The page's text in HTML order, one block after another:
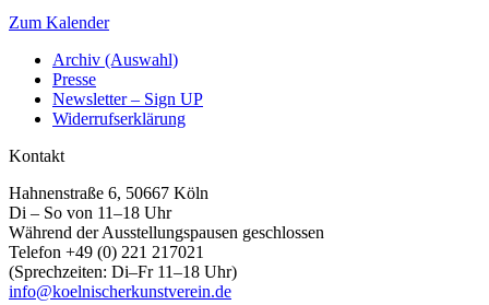
Zum Kalender
Archiv (Auswahl)
Presse
Newsletter – Sign UP
Widerrufserklärung
Kontakt
Hahnenstraße 6, 50667 Köln
Di – So von 11–18 Uhr
Während der Ausstellungspausen geschlossen
Telefon +49 (0) 221 217021
(Sprechzeiten: Di–Fr 11–18 Uhr)
info@koelnischerkunstverein.de